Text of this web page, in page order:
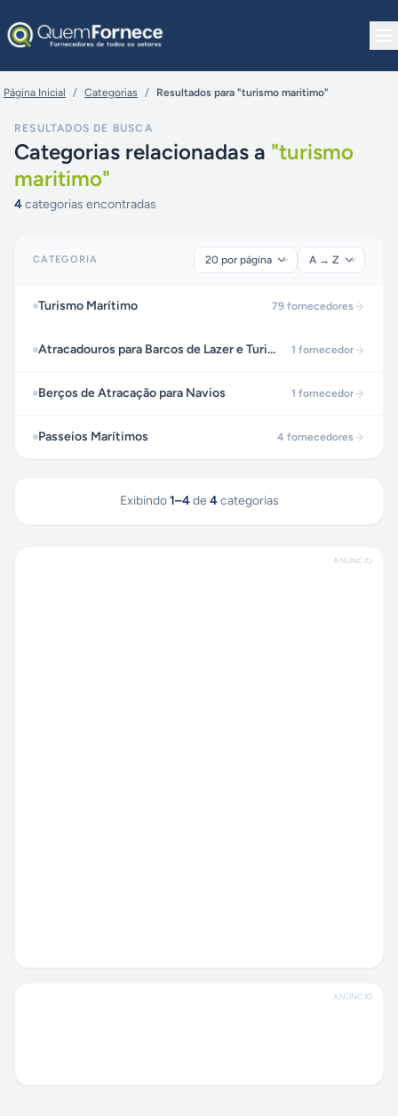
Página Inicial / Categorias / Resultados para "turismo maritimo"
RESULTADOS DE BUSCA
Categorias relacionadas a "turismo
maritimo"
4categorias encontradas
CATEGORIA
Turismo Marítimo 79 fornecedores
Atracadouros para Barcos de Lazer e Turismo 1 fornecedor
Berços de Atracação para Navios 1 fornecedor
Passeios Marítimos 4 fornecedores
Exibindo 1–4 de 4 categorias
ANÚNCIO
ANÚNCIO